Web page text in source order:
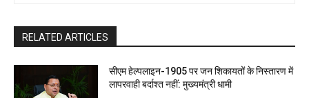
RELATED ARTICLES
सीएम हेल्पलाइन-1905 पर जन शिकायतों के निस्तारण में
लापरवाही बर्दाश्त नहीं: मुख्यमंत्री धामी